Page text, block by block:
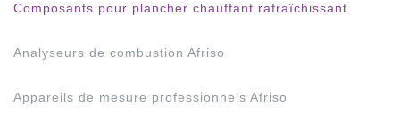
Composants pour plancher chauffant rafraîchissant
Analyseurs de combustion Afriso
Appareils de mesure professionnels Afriso